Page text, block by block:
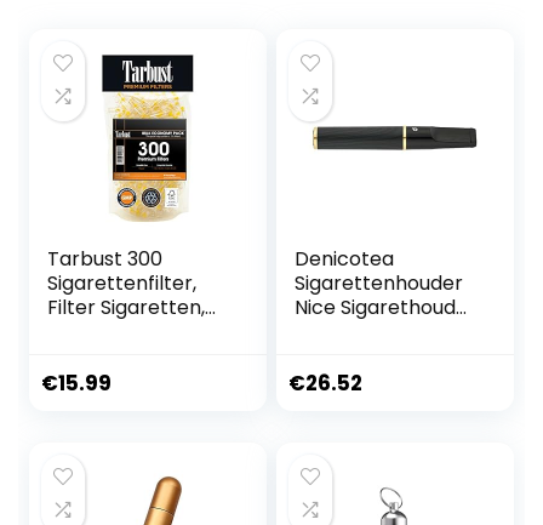
Tarbust 300
Sigarettenfilter,
Filter Sigaretten,
Sigarettenfilter
€15.99
Denicotea
Sigarettenhouder
Nice Sigarethouder
€26.52